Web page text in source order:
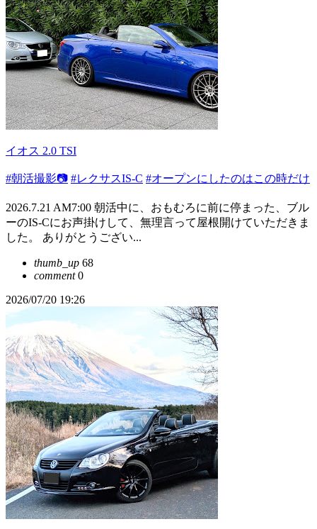
イオス 2.0 TSI
#朝活撮影📷 #レクサスIS-C #オープンにしたのはこの時だけ
2026.7.21 AM7:00 朝活中に、おもむろに前に停まった、ブル
ーのIS-Cにお声掛けして、無理言って屋根開けていただきま
した。 ありがとうござい...
thumb_up 68
comment0
2026/07/20 19:26